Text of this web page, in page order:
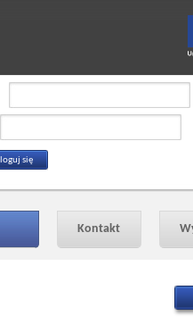
Kontakt